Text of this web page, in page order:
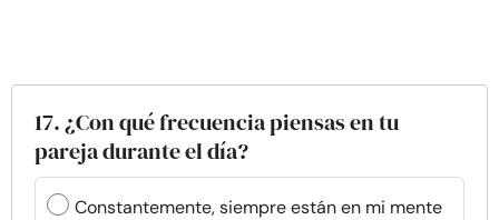
17. ¿Con qué frecuencia piensas en tu
pareja durante el día?
Constantemente, siempre están en mi mente